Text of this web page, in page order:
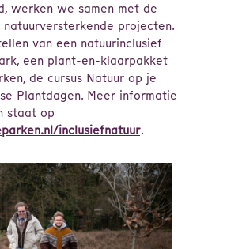
werken we samen met de
projecten.
van een natuurinclusief
een plant-en-klaarpakket
de cursus Natuur op je
Plantdagen. Meer informatie
staat op
inclusiefnatuur.